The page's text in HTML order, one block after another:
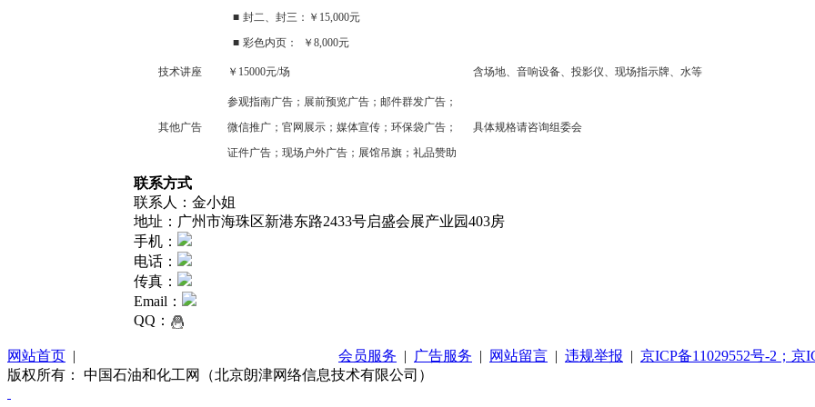
■ 封二、封三：￥ 15,000元
■ 彩色内页： ￥ 8,000元
技术讲座 ￥ 15000元/场 含场地、音响设备、投影仪、现场指示牌、水等
其他广告
参观指南广告；展前预览广告；邮件群发广告；
微信推广；官网展示；媒体宣传；环保袋广告；
证件广告；现场户外广告；展馆吊旗；礼品赞助
具体规格请咨询组委会
联系方式
联系人：金小姐
地址：广州市海珠区新港东路2433号启盛会展产业园403房
手机：
电话：
传真：
Email：
QQ：
网站首页 | 会员服务 | 广告服务 | 网站留言 | 违规举报 | 京ICP备11029552号-2；京
版权所有： 中国石油和化工网（北京朗津网络信息技术有限公司）